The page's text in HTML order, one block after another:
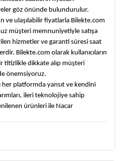
göz önünde bulundurulur.
ve ulaşılabilir fiyatlarla Bilekte.com
müşteri memnuniyetiyle satışa
hizmetler ve garanti süresi saat
Bilekte.com olarak kullanıcıların
titizlikle dikkate alıp müşteri
önemsiyoruz.
her platformda yansıt ve kendini
ileri teknolojiye sahip
ürünleri ile Nacar